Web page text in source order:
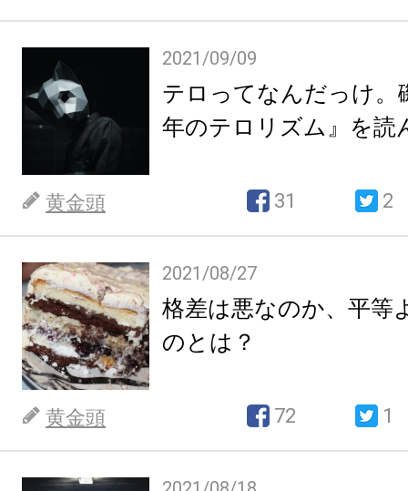
2021/09/09
テロってなんだっけ。
年のテロリズム』を読
黄金頭 31 2
2021/08/27
格差は悪なのか、平等
のとは？
黄金頭 72 1